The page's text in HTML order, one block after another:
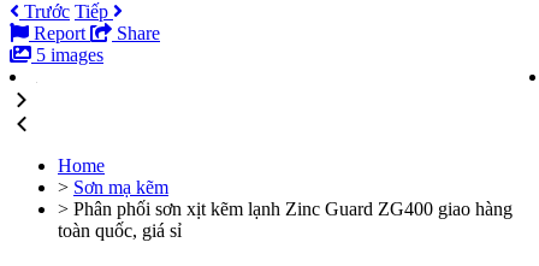
Trước Tiếp
Report
Share
5 images
Home
> Sơn mạ kẽm
> Phân phối sơn xịt kẽm lạnh Zinc Guard ZG400 giao hàng
toàn quốc, giá sỉ